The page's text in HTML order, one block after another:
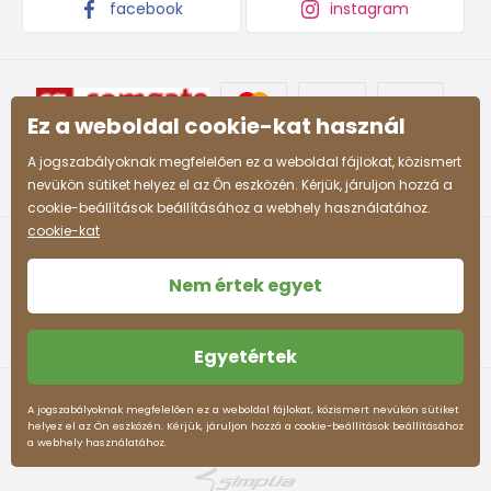
facebook instagram
pidilidi.hu © 2026. WebdesignLitvanyi.sk.
Ez a weboldal cookie-kat használ
A jogszabályoknak megfelelően ez a weboldal fájlokat, közismert
nevükön sütiket helyez el az Ön eszközén. Kérjük, járuljon hozzá a
cookie-beállítások beállításához a webhely használatához.
cookie-kat
Nem értek egyet
Egyetértek
A jogszabályoknak megfelelően ez a weboldal fájlokat, közismert nevükön sütiket
helyez el az Ön eszközén. Kérjük, járuljon hozzá a cookie-beállítások beállításához
a webhely használatához.